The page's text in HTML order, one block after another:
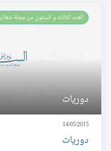
العـدد الثالث و الستون من مجلة شعائر
دوريات
14/05/2015
دوريات